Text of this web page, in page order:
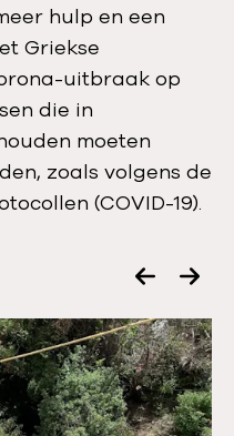
hulp en een
Griekse
uitbraak op
die in
moeten
zoals volgens de
(COVID-19).
V
o
r
i
g
V
o
l
g
e